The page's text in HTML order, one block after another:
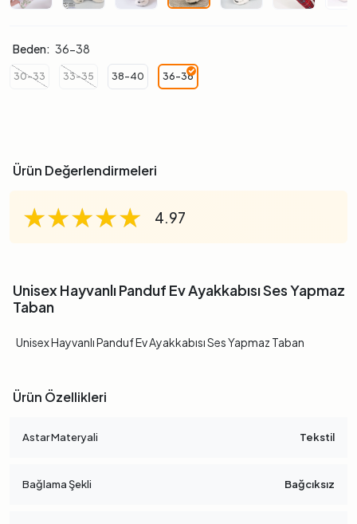
Beden: 36-38
30-33 33-35 38-40 36-38
Ürün Değerlendirmeleri
★★★★★
★★★★★
★★★★★ 4.97
Unisex Hayvanlı Panduf Ev Ayakkabısı Ses Yapmaz
Taban
Unisex Hayvanlı Panduf Ev Ayakkabısı Ses Yapmaz Taban
Ürün Özellikleri
Astar Materyali Tekstil
Bağlama Şekli Bağcıksız